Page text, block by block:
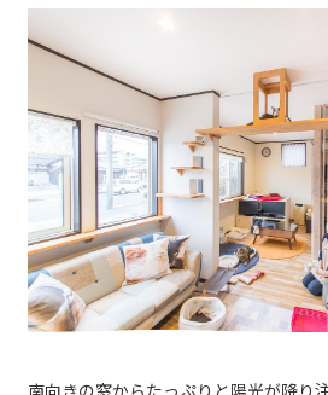
南向きの窓からたっぷりと陽光が降り